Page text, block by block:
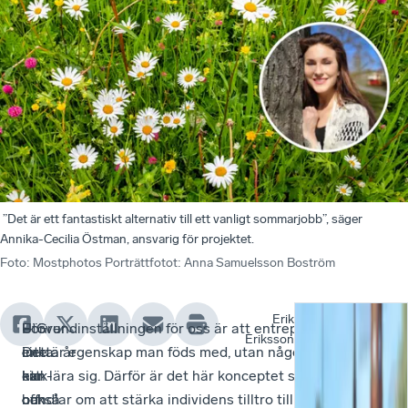
”Det är ett fantastiskt alternativ till ett vanligt sommarjobb”, säger
Annika-Cecilia Östman, ansvarig för projektet.
Foto: Mostphotos Porträttfotot: Anna Samuelsson Boström
För
cirka
ett
och
–
Detta år
har
också
Utöver
en
kick-
off
– Grundinställningen för oss är att entreprenörskap
inte är egenskap man föds med, utan något som man
kan lära sig. Därför är det här konceptet så bra. Det
handlar om att stärka individens tilltro till sin egen
o
Erik
Eriksson